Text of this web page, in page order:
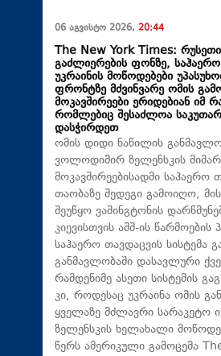
06 აგვისტო 2026, 20:44
The New York Times:
გაძლიერების ფონზე, საჰაერო
უკრაინის მოწოდებები
ფრონტზე მძვინვარე ომის
მოკავშირეები ერიდებიან იმ
რომლებიც შესაძლოა
დასჭირდეთ
ომის დიდი ნაწილის
ვოლოდიმირ ზელენსკის
მოკავშირეებისადმი საჰაერო
თაობაზე შედეგი გამოიღო,
შეუწყო ვაშინგტონის
კიევისთვის აშშ-ის
საჰაერო თავდაცვის სისტემა
განმავლობაში დასავლური
რამდენიმე ასეთი სისტემის
კი, როდესაც უკრაინა ომის
ყველაზე მძლავრი სარაკეტო
ზელენსკის ხელახალი
წერს ამერიკული გამოცემა